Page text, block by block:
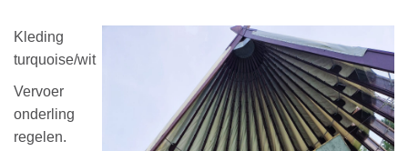
Kleding
turquoise/wit
Vervoer
onderling
regelen.